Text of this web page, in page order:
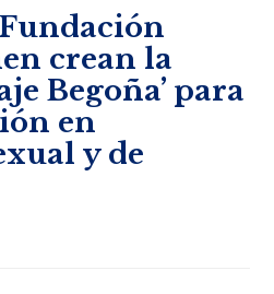
crean la
Begoña’ para
en
y de